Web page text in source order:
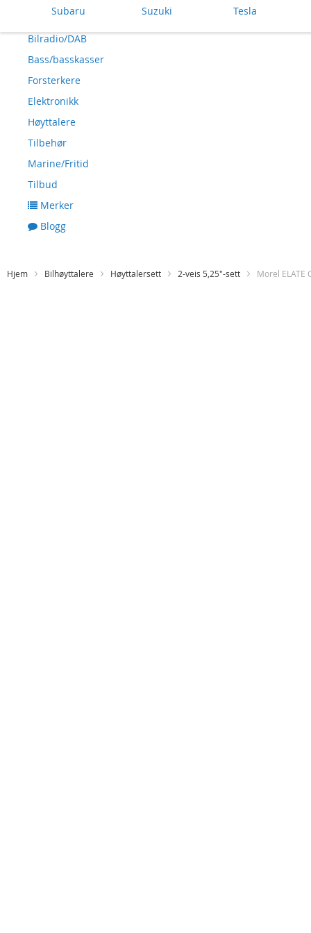
Subaru Suzuki Tesla
Bilradio/DAB
Bass/basskasser
Forsterkere
Elektronikk
Høyttalere
Tilbehør
Marine/Fritid
Tilbud
Merker
Blogg
Hjem Bilhøyttalere Høyttalersett 2-veis 5,25"-sett Morel ELATE